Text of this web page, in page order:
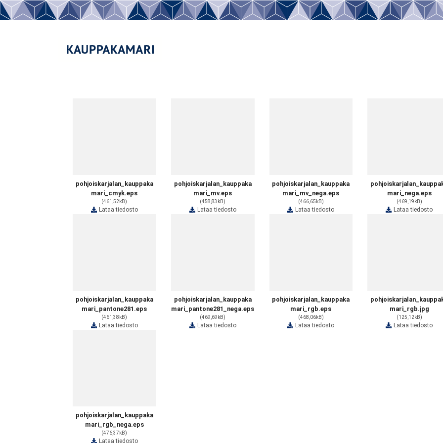
pohjoiskarjalan_kauppaka
mari_cmyk.eps
(461,52kB)
Lataa tiedosto
pohjoiskarjalan_kauppaka
mari_mv.eps
(458,83kB)
Lataa tiedosto
pohjoiskarjalan_kauppaka
mari_mv_nega.eps
(466,65kB)
Lataa tiedosto
mari_nega.eps
(469,19kB)
Lataa tiedosto
pohjoiskarjalan_kauppaka
mari_pantone281.eps
(461,38kB)
Lataa tiedosto
pohjoiskarjalan_kauppaka
mari_pantone281_nega.eps
(469,69kB)
Lataa tiedosto
pohjoiskarjalan_kauppaka
mari_rgb.eps
(468,06kB)
Lataa tiedosto
mari_rgb.jpg
(125,12kB)
Lataa tiedosto
pohjoiskarjalan_kauppaka
mari_rgb_nega.eps
(476,37kB)
Lataa tiedosto